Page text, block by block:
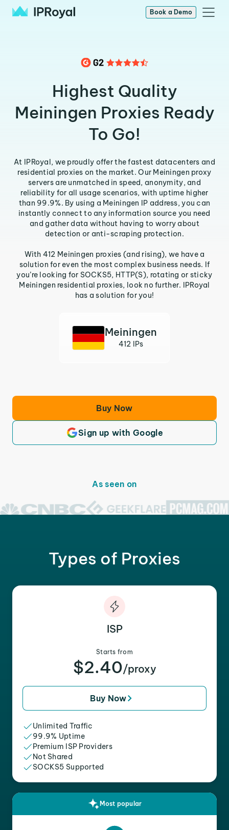
Book a Demo
Highest Quality
Meiningen Proxies Ready
To Go!
At IPRoyal, we proudly offer the fastest datacenters and
residential proxies on the market. Our Meiningen proxy
servers are unmatched in speed, anonymity, and
reliability for all usage scenarios, with uptime higher
than 99.9%. By using a Meiningen IP address, you can
instantly connect to any information source you need
and gather data without having to worry about
detection or anti-scraping protection.
With 412 Meiningen proxies (and rising), we have a
solution for even the most complex business needs. If
you’re looking for SOCKS5, HTTP(S), rotating or sticky
Meiningen residential proxies, look no further. IPRoyal
has a solution for you!
Meiningen
412 IPs
Buy Now
Sign up with Google
As seen on
Types of Proxies
ISP
Starts from
$2.40/proxy
Buy Now
Unlimited Traffic
99.9% Uptime
Premium ISP Providers
Not Shared
SOCKS5 Supported
Most popular